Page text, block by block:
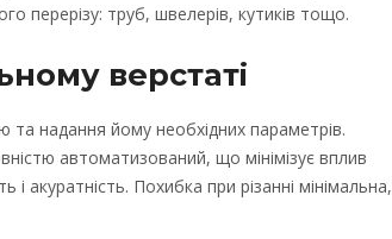
перерізу: труб, швелерів, кутиків тощо.
верстаті
надання йому необхідних параметрів.
автоматизований, що мінімізує вплив
акуратність. Похибка при різанні мінімальна,